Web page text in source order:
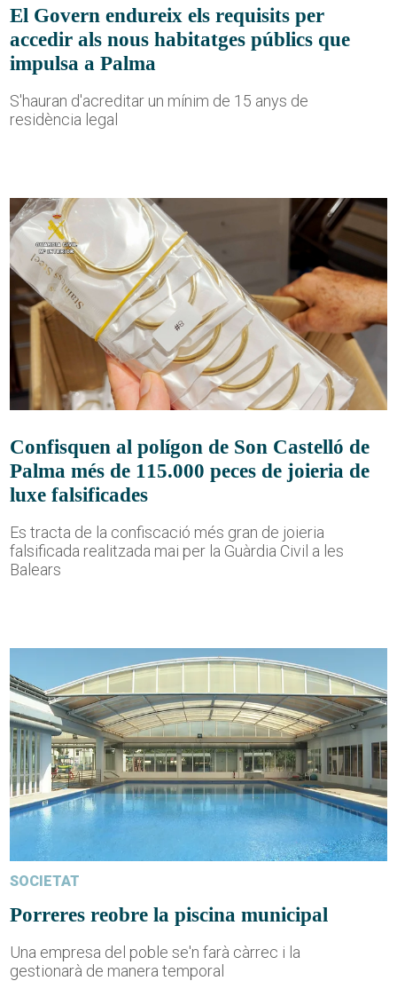
El Govern endureix els requisits per
accedir als nous habitatges públics que
impulsa a Palma
S'hauran d'acreditar un mínim de 15 anys de
residència legal
Confisquen al polígon de Son Castelló de
Palma més de 115.000 peces de joieria de
luxe falsificades
Es tracta de la confiscació més gran de joieria
falsificada realitzada mai per la Guàrdia Civil a les
Balears
SOCIETAT
Porreres reobre la piscina municipal
Una empresa del poble se'n farà càrrec i la
gestionarà de manera temporal